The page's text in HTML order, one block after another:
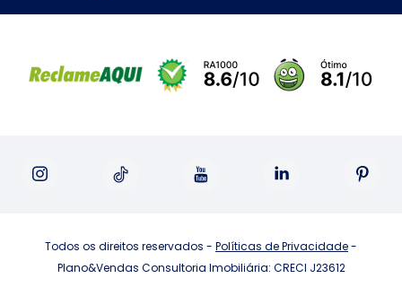
Todos os direitos reservados - Políticas de Privacidade-
Plano&Vendas Consultoria Imobiliária: CRECI J23612